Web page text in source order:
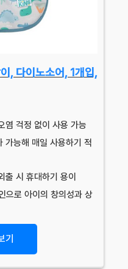
, 다이노소어, 1개입,
염 걱정 없이 사용 가능
가능해 매일 사용하기 적
출 시 휴대하기 용이
으로 아이의 창의성과 상
기